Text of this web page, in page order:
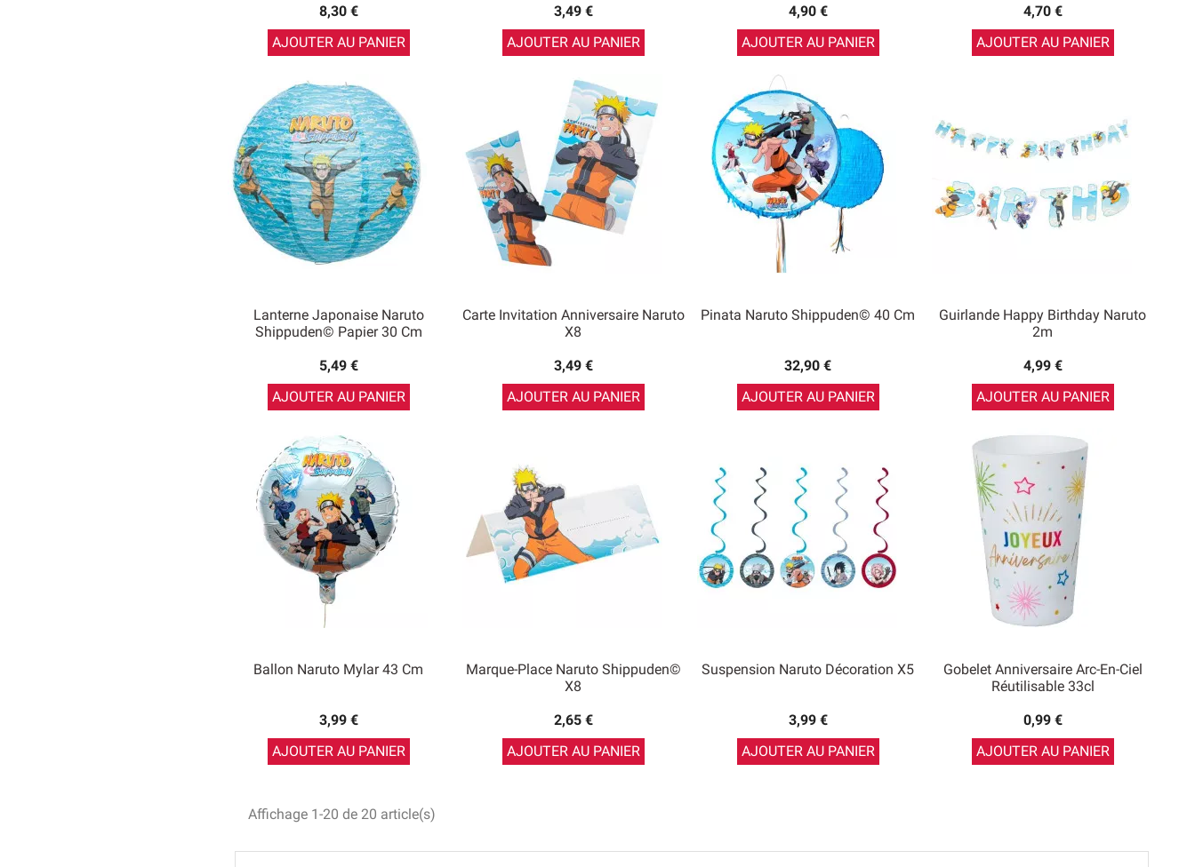
8,30 €
AJOUTER AU PANIER
3,49 €
AJOUTER AU PANIER
4,90 €
AJOUTER AU PANIER
4,70 €
AJOUTER AU PANIER
Lanterne Japonaise Naruto
Shippuden© Papier 30 Cm
5,49 €
AJOUTER AU PANIER
Carte Invitation Anniversaire Naruto
X8
3,49 €
AJOUTER AU PANIER
Pinata Naruto Shippuden© 40 Cm
32,90 €
AJOUTER AU PANIER
Guirlande Happy Birthday Naruto
2m
4,99 €
AJOUTER AU PANIER
Ballon Naruto Mylar 43 Cm
3,99 €
AJOUTER AU PANIER
Marque-Place Naruto Shippuden©
X8
2,65 €
AJOUTER AU PANIER
Suspension Naruto Décoration X5
3,99 €
AJOUTER AU PANIER
Gobelet Anniversaire Arc-En-Ciel
Réutilisable 33cl
0,99 €
AJOUTER AU PANIER
Affichage 1-20 de 20 article(s)